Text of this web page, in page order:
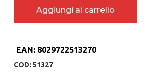
Aggiungi al carrello
EAN: 8029722513270
COD: 51327